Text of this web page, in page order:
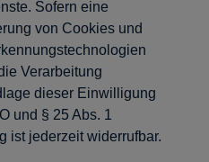
Sofern eine
von Cookies und
Verarbeitung
dieser Einwilligung
und § 25 Abs. 1
ist jederzeit widerrufbar.